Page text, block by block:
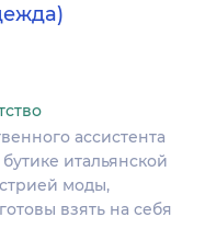
ассистента
итальянской
моды,
взять на себя